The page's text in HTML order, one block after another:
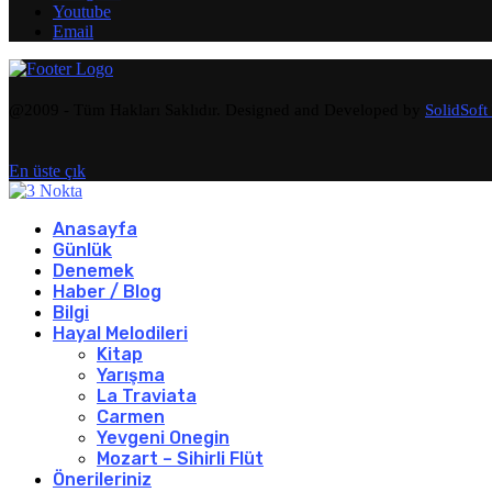
Youtube
Email
SolidSoft
En üste çık
Anasayfa
Günlük
Denemek
Haber / Blog
Bilgi
Hayal Melodileri
Kitap
Yarışma
La Traviata
Carmen
Yevgeni Onegin
Mozart – Sihirli Flüt
Önerileriniz